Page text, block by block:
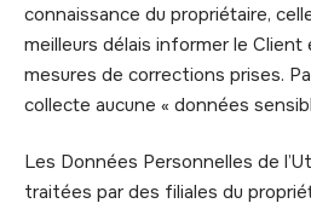
connaissance du propriétaire,
meilleurs délais informer le Client
mesures de corrections prises.
collecte aucune « données
Les Données Personnelles de
traitées par des filiales du